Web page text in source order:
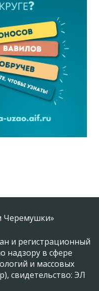
Черемушки»
и регистрационный
надзору в сфере
и массовых
свидетельство: ЭЛ